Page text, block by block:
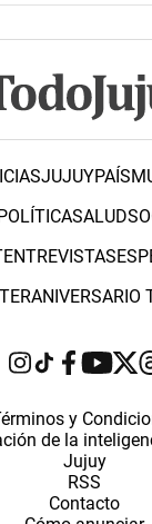
JUJUYPAÍS
POLÍTICASALUD
ENTREVISTAS
ANIVERSARIO
y
de la
Jujuy
RSS
Contacto